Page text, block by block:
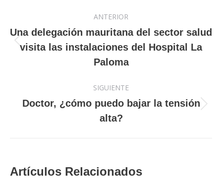
entre
publicaciones
ANTERIOR
Publicación
anterior:
Una delegación mauritana del sector salud
visita las instalaciones del Hospital La
Paloma
SIGUIENTE
Publicación
siguiente:
Doctor, ¿cómo puedo bajar la tensión
alta?
Artículos Relacionados